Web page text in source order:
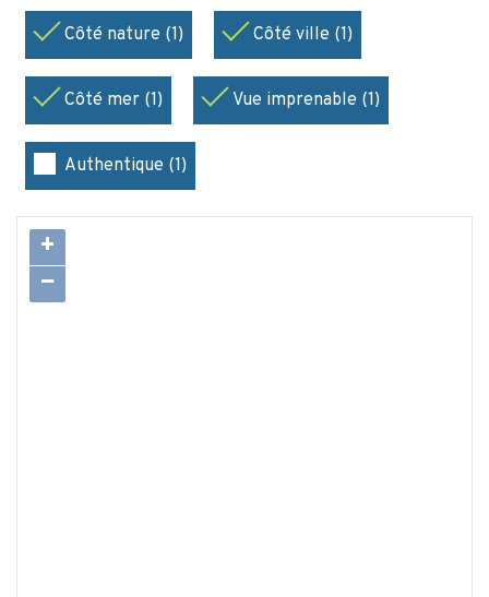
Côté nature (1) Côté ville (1)
Côté mer (1) Vue imprenable (1)
Authentique (1)
+
−